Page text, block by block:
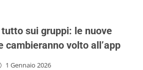
sui gruppi: le nuove
cambieranno volto all’app
1 Gennaio 2026